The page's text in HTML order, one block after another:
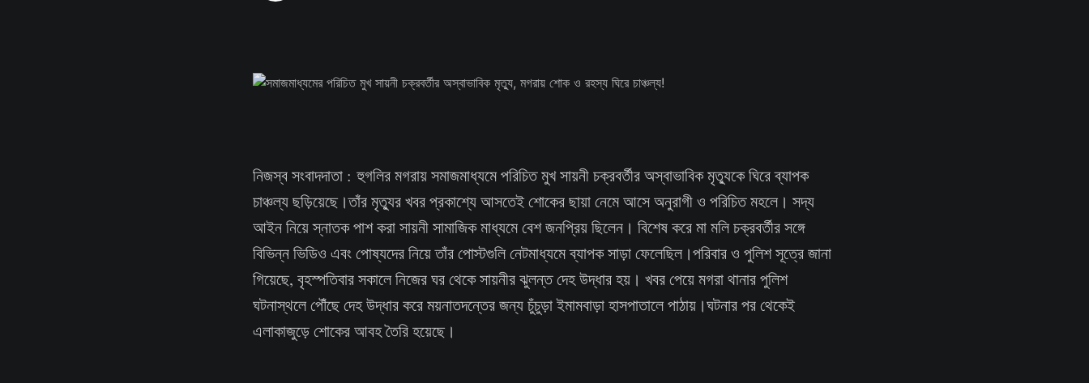
নিজস্ব সংবাদদাতা : হুগলির মগরায় সমাজমাধ্যমে পরিচিত মুখ সায়নী চক্রবর্তীর অস্বাভাবিক মৃত্যুকে ঘিরে ব্যাপক
চাঞ্চল্য ছড়িয়েছে।তাঁর মৃত্যুর খবর প্রকাশ্যে আসতেই শোকের ছায়া নেমে আসে অনুরাগী ও পরিচিত মহলে। সদ্য
আইন নিয়ে স্নাতক পাশ করা সায়নী সামাজিক মাধ্যমে বেশ জনপ্রিয় ছিলেন। বিশেষ করে মা মলি চক্রবর্তীর সঙ্গে
বিভিন্ন ভিডিও এবং পোষ্যদের নিয়ে তাঁর পোস্টগুলি নেটমাধ্যমে ব্যাপক সাড়া ফেলেছিল।পরিবার ও পুলিশ সূত্রে জানা
গিয়েছে, বৃহস্পতিবার সকালে নিজের ঘর থেকে সায়নীর ঝুলন্ত দেহ উদ্ধার হয়। খবর পেয়ে মগরা থানার পুলিশ
ঘটনাস্থলে পৌঁছে দেহ উদ্ধার করে ময়নাতদন্তের জন্য চুঁচুড়া ইমামবাড়া হাসপাতালে পাঠায়।ঘটনার পর থেকেই
এলাকাজুড়ে শোকের আবহ তৈরি হয়েছে।